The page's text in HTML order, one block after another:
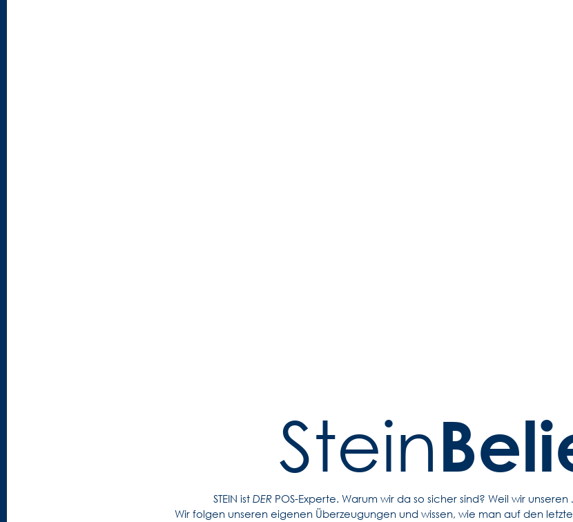
Stein
STEIN ist DERPOS-Experte. Warum wir da so sicher sind? Weil wir
Wir folgen unseren eigenen Überzeugungen und wissen, wie man auf den